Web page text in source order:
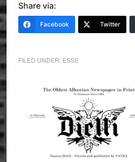
Share via:
Facebook Twitter
FILED UNDER: ESSE